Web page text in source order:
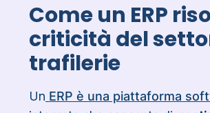
Come un ERP
criticità del
trafilerie
Un ERP è una piattaforma